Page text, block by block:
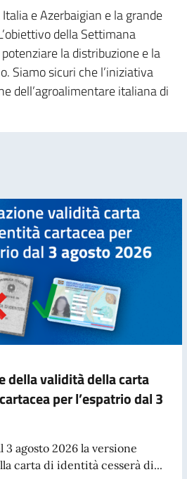
e Azerbaigian e la grande
della Settimana
la distribuzione e la
Siamo sicuri che l’iniziativa
dell’agroalimentare italiana di
della validità della carta
per l’espatrio dal 3
3 agosto 2026 la versione
carta di identità cesserà di...